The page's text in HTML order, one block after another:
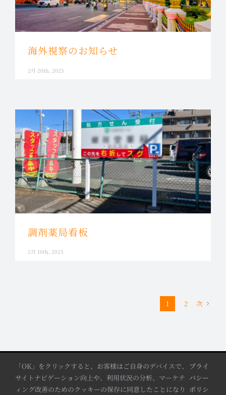
海外視察のお知らせ
2月 20th, 2025
調剤薬局看板
2月 10th, 2025
1 2 次
サイトマップ プライバシーポリシー お問合せ
「OK」をクリックすると、お客様はご自身のデバイスで、
サイトナビゲーション向上や、利用状況の分析、マーケテ
ィング改善のためのクッキーの保存に同意したことになり
プライ
バシー
ポリシ